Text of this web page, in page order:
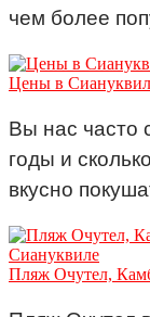
чем более
Цены в
Вы нас часто
годы и
вкусно
Пляж Очутел,